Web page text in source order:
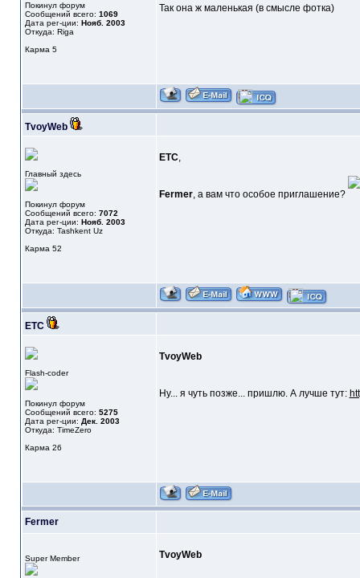
Покинул форум
Сообщений всего: 1069
Дата рег-ции: Нояб. 2003
Откуда: Riga
Карма 5
Так она ж маленькая (в смысле фотка)
TvoyWeb
Главный здесь
Покинул форум
Сообщений всего: 7072
Дата рег-ции: Нояб. 2003
Откуда: Tashkent Uz
Карма 52
ETC,
Fermer, а вам что особое приглашение?
ETC
Flash-coder
Покинул форум
Сообщений всего: 5275
Дата рег-ции: Дек. 2003
Откуда: TimeZero
Карма 26
TvoyWeb
Ну... я чуть позже... пришлю. А лучше тут:
Fermer
Super Member TvoyWeb